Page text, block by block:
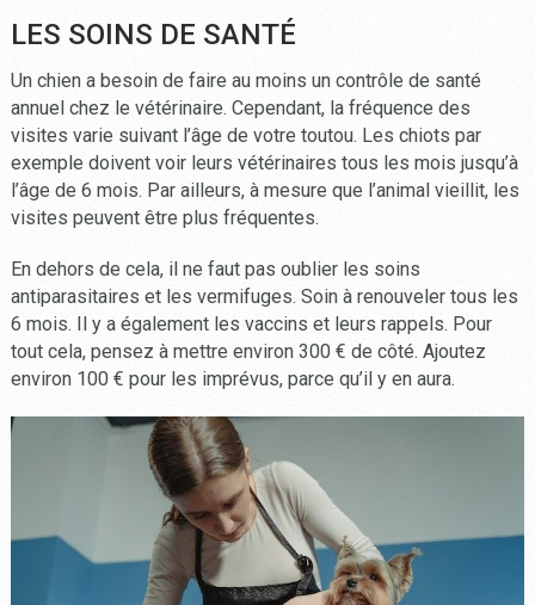
LES SOINS DE SANTÉ
Un chien a besoin de faire au moins un contrôle de santé
annuel chez le vétérinaire. Cependant, la fréquence des
visites varie suivant l’âge de votre toutou. Les chiots par
exemple doivent voir leurs vétérinaires tous les mois jusqu’à
l’âge de 6 mois. Par ailleurs, à mesure que l’animal vieillit, les
visites peuvent être plus fréquentes.
En dehors de cela, il ne faut pas oublier les soins
antiparasitaires et les vermifuges. Soin à renouveler tous les
6 mois. Il y a également les vaccins et leurs rappels. Pour
tout cela, pensez à mettre environ 300 € de côté. Ajoutez
environ 100 € pour les imprévus, parce qu’il y en aura.